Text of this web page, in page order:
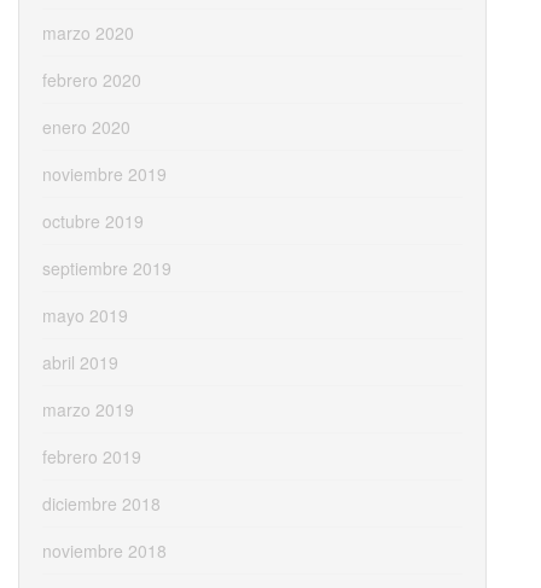
marzo 2020
febrero 2020
enero 2020
noviembre 2019
octubre 2019
septiembre 2019
mayo 2019
abril 2019
marzo 2019
febrero 2019
diciembre 2018
noviembre 2018